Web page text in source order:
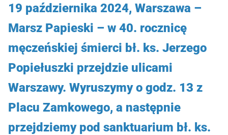
19 października 2024, Warszawa –
Marsz Papieski – w 40. rocznicę
męczeńskiej śmierci bł. ks. Jerzego
Popiełuszki przejdzie ulicami
Warszawy. Wyruszymy o godz. 13 z
Placu Zamkowego, a następnie
przejdziemy pod sanktuarium bł. ks.